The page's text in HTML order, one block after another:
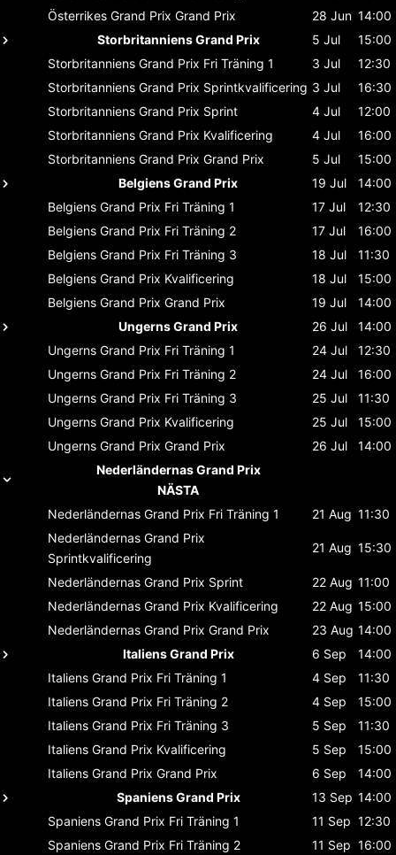
Österrikes Grand Prix Grand Prix 28 Jun 14:00
Storbritanniens Grand Prix
5 Jul
15:00
Storbritanniens Grand Prix Fri Träning 1 3 Jul
12:30
Storbritanniens Grand Prix Sprintkvalificering 3 Jul
16:30
Storbritanniens Grand Prix Sprint 4 Jul
12:00
Storbritanniens Grand Prix Kvalificering 4 Jul
16:00
Storbritanniens Grand Prix Grand Prix 5 Jul
15:00
Belgiens Grand Prix
19 Jul
14:00
Belgiens Grand Prix Fri Träning 1 17 Jul
12:30
Belgiens Grand Prix Fri Träning 2 17 Jul
16:00
Belgiens Grand Prix Fri Träning 3 18 Jul
11:30
Belgiens Grand Prix Kvalificering 18 Jul
15:00
Belgiens Grand Prix Grand Prix 19 Jul
14:00
Ungerns Grand Prix
26 Jul
14:00
Ungerns Grand Prix Fri Träning 1 24 Jul
12:30
Ungerns Grand Prix Fri Träning 2 24 Jul
16:00
Ungerns Grand Prix Fri Träning 3 25 Jul
11:30
Ungerns Grand Prix Kvalificering 25 Jul
15:00
Ungerns Grand Prix Grand Prix 26 Jul
14:00
Nederländernas Grand Prix
NÄSTA
Nederländernas Grand Prix Fri Träning 1 21 Aug 11:30
Nederländernas Grand Prix
Sprintkvalificering
21 Aug 15:30
Nederländernas Grand Prix Sprint 22 Aug 11:00
Nederländernas Grand Prix Kvalificering 22 Aug 15:00
Nederländernas Grand Prix Grand Prix 23 Aug 14:00
Italiens Grand Prix
6 Sep
14:00
Italiens Grand Prix Fri Träning 1 4 Sep
11:30
Italiens Grand Prix Fri Träning 2 4 Sep
15:00
Italiens Grand Prix Fri Träning 3 5 Sep
11:30
Italiens Grand Prix Kvalificering 5 Sep
15:00
Italiens Grand Prix Grand Prix 6 Sep
14:00
Spaniens Grand Prix
13 Sep 14:00
Spaniens Grand Prix Fri Träning 1 11 Sep 12:30
Spaniens Grand Prix Fri Träning 2 11 Sep 16:00